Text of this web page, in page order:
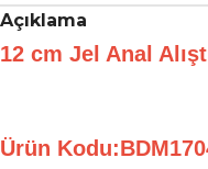
Açıklama
12 cm Jel Anal
Ürün